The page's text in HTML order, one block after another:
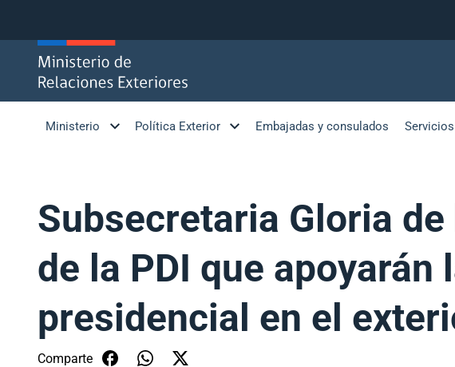
Ministerio Política Exterior Embajadas y consulados
Subsecretaria Gloria
de la PDI que
presidencial en el
Comparte